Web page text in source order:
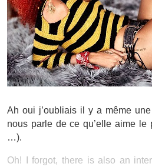
Ah oui j’oubliais il y a même
nous parle de ce qu’elle aime
…).
Oh! I forgot, there is also an